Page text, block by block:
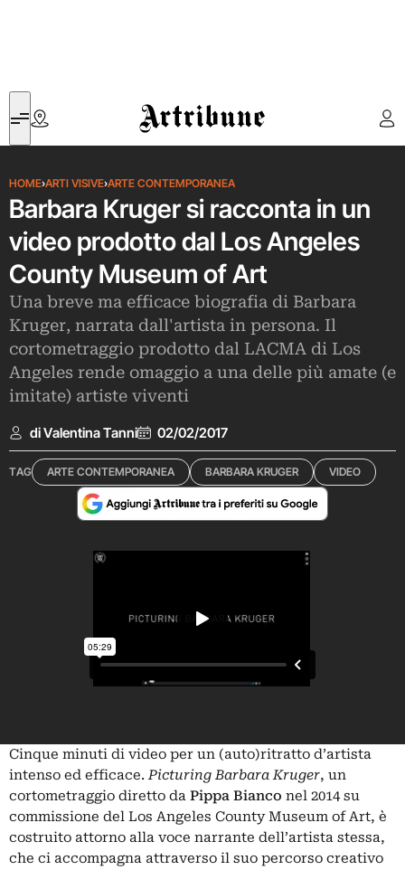
Artribune
HOME›ARTI VISIVE›ARTE CONTEMPORANEA
Barbara Kruger si racconta in un
video prodotto dal Los Angeles
County Museum of Art
Una breve ma efficace biografia di Barbara
Kruger, narrata dall'artista in persona. Il
cortometraggio prodotto dal LACMA di Los
Angeles rende omaggio a una delle più amate (e
imitate) artiste viventi
di Valentina Tanni 02/02/2017
TAG ARTE CONTEMPORANEA BARBARA KRUGER VIDEO
Cinque minuti di video per un (auto)ritratto d’artista
intenso ed efficace.Picturing Barbara Kruger, un
cortometraggio diretto da Pippa Bianco nel 2014 su
commissione del Los Angeles County Museum of Art, è
costruito attorno alla voce narrante dell’artista stessa,
che ci accompagna attraverso il suo percorso creativo